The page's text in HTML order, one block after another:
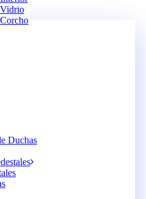
Duchas